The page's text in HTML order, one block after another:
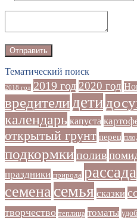
Тематический поиск
2018 год 2019 год 2020 год
вредители дети
календарь капуста
открытый грунт перец
подкормкиполив
праздники природа рассада
семена семья сказки
творчество теплица томаты